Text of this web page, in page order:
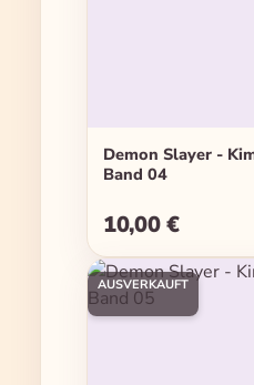
Demon Slayer -
Band 04
Regulärer Preis:
10,00 €
AUSVERKAUFT